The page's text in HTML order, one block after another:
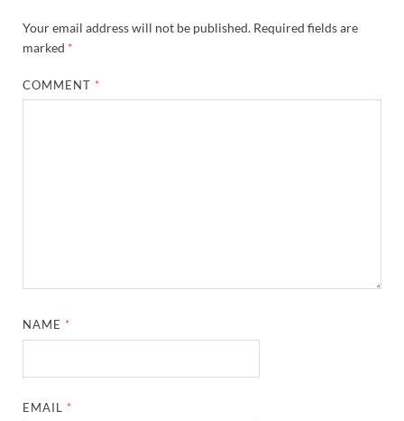
Your email address will not be published. Required fields are
marked *
COMMENT *
NAME *
EMAIL *